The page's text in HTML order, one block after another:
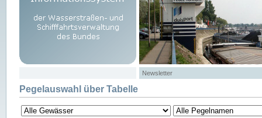
Newsletter
Pegelauswahl über Tabelle